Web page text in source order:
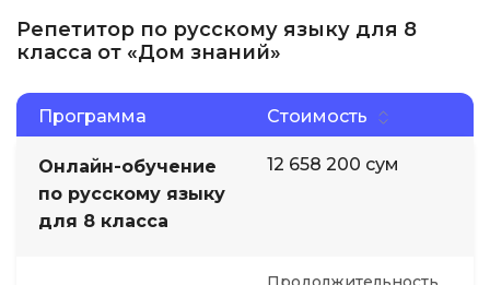
Репетитор по русскому языку для 8
класса от «Дом знаний»
Программа Стоимость
Онлайн-обучение
по русскому языку
для 8 класса
12 658 200 сум